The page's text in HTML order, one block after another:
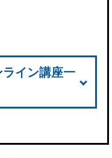
イン講座一